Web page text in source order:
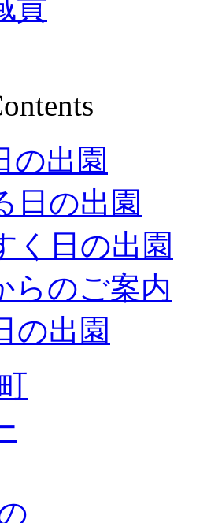
の出園
日の出園
く日の出園
らのご案内
の出園